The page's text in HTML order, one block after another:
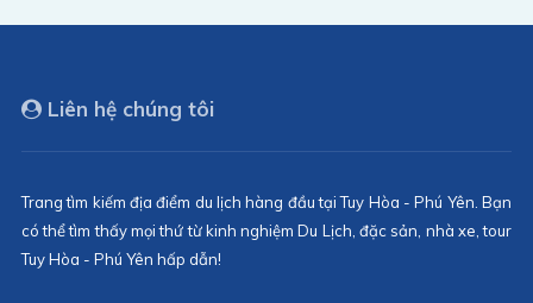
Liên hệ chúng tôi
Trang tìm kiếm địa điểm du lịch hàng đầu tại Tuy Hòa - Phú Yên. Bạn
có thể tìm thấy mọi thứ từ kinh nghiệm Du Lịch, đặc sản, nhà xe, tour
Tuy Hòa - Phú Yên hấp dẫn!